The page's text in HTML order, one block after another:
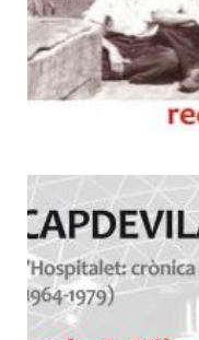
6
Capdevila
d'aquells
1979)